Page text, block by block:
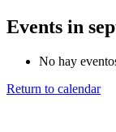
Events in
No hay
Return to calendar